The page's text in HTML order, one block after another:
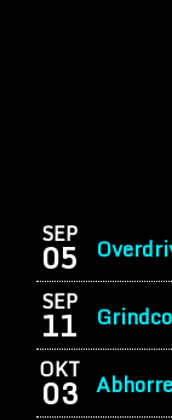
SEP
05
SEP
11
OKT
03